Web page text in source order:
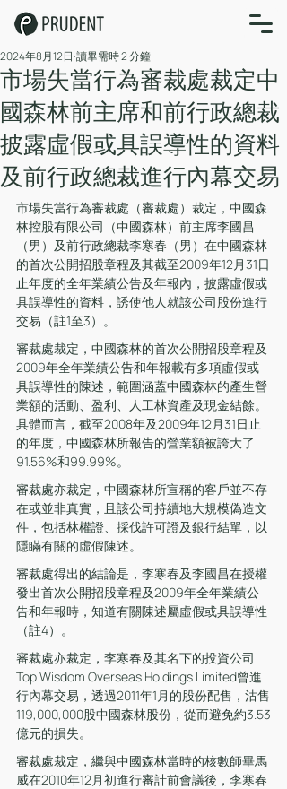
市場失當行為審裁處裁定中
國森林前主席和前行政總裁
披露虛假或具誤導性的資料
及前行政總裁進行內幕交易
2024年8月12日 讀畢需時 2 分鐘
市場失當行為審裁處（審裁處）裁定，中國森
林控股有限公司（中國森林）前主席李國昌
（男）及前行政總裁李寒春（男）在中國森林
的首次公開招股章程及其截至2009年12月31日
止年度的全年業績公告及年報內，披露虛假或
具誤導性的資料，誘使他人就該公司股份進行
交易（註1至3）。
審裁處裁定，中國森林的首次公開招股章程及
2009年全年業績公告和年報載有多項虛假或
具誤導性的陳述，範圍涵蓋中國森林的產生營
業額的活動、盈利、人工林資產及現金結餘。
具體而言，截至2008年及2009年12月31日止
的年度，中國森林所報告的營業額被誇大了
91.56%和99.99%。
審裁處亦裁定，中國森林所宣稱的客戶並不存
在或並非真實，且該公司持續地大規模偽造文
件，包括林權證、採伐許可證及銀行結單，以
隱瞞有關的虛假陳述。
審裁處得出的結論是，李寒春及李國昌在授權
發出首次公開招股章程及2009年全年業績公
告和年報時，知道有關陳述屬虛假或具誤導性
（註4）。
審裁處亦裁定，李寒春及其名下的投資公司
Top Wisdom Overseas Holdings Limited曾進
行內幕交易，透過2011年1月的股份配售，沽售
119,000,000股中國森林股份，從而避免約3.53
億元的損失。
審裁處裁定，繼與中國森林當時的核數師畢馬
威在2010年12月初進行審計前會議後，李寒春